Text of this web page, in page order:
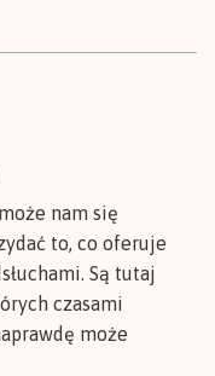
nam się
to, co oferuje
Są tutaj
czasami
może